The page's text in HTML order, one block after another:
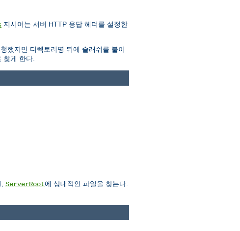
지시어는 서버 HTTP 응답 헤더를 설정한
했지만 디렉토리명 뒤에 슬래쉬를 붙이
게 한다.
ServerRoot에 상대적인 파일을 찾는다.